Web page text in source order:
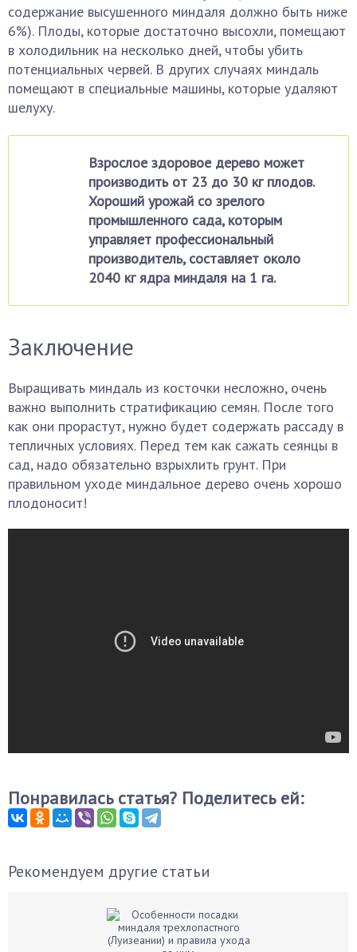
содержание высушенного миндаля должно быть ниже
6%). Плоды, которые достаточно высохли, помещают
в холодильник на несколько дней, чтобы убить
потенциальных червей. В других случаях миндаль
помещают в специальные машины, которые удаляют
шелуху.
Взрослое здоровое дерево может
производить от 23 до 30 кг плодов.
Хороший урожай со зрелого
промышленного сада, которым
управляет профессиональный
производитель, составляет около
2040 кг ядра миндаля на 1 га.
Заключение
Выращивать миндаль из косточки несложно, очень
важно выполнить стратификацию семян. После того
как они прорастут, нужно будет содержать рассаду в
тепличных условиях. Перед тем как сажать сеянцы в
сад, надо обязательно взрыхлить грунт. При
правильном уходе миндальное дерево очень хорошо
плодоносит!
Понравилась статья? Поделитесь ей:
Рекомендуем другие статьи